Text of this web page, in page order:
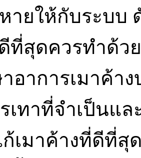
ายให้กับระบบ
ที่สุดควรทำด้ว
อาการเมาค้า
เทาที่จำเป็นแ
เมาค้างที่ดีที่สุ